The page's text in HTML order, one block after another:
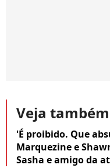
Veja também
'É proibido. Que
Marquezine e
Sasha e amigo da